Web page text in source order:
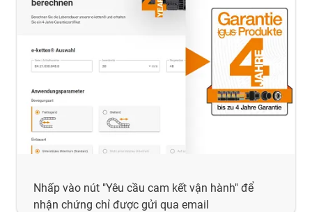
Nhấp vào nút "Yêu cầu cam kết vận hành" để
nhận chứng chỉ được gửi qua email